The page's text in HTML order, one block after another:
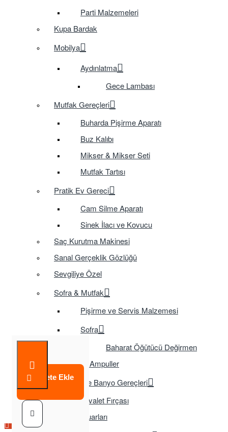
Parti Malzemeleri
Kupa Bardak
Mobilya
Aydınlatma
Gece Lambası
Mutfak Gereçleri
Buharda Pişirme Aparatı
Buz Kalıbı
Mikser & Mikser Seti
Mutfak Tartısı
Pratik Ev Gereci
Cam Silme Aparatı
Sinek İlacı ve Kovucu
Saç Kurutma Makinesi
Sanal Gerçeklik Gözlüğü
Sevgiliye Özel
Sofra & Mutfak
Pişirme ve Servis Malzemesi
Sofra
Baharat Öğütücü Değirmen
Tasarruflu Ampuller
Temizlik ve Banyo Gereçleri
Tuvalet Fırçası
TV Aksesuarları
Sepete Ekle
Çok Satılan Ürün